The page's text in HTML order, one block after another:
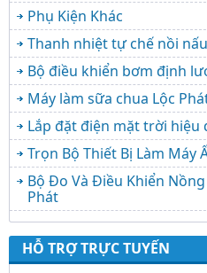
Phụ Kiện Khác
Thanh nhiệt tự chế nồi
Bộ điều khiển bơm định
Máy làm sữa chua Lộc
Lắp đặt điện mặt trời hiệu
Trọn Bộ Thiết Bị Làm Máy
Bộ Đo Và Điều Khiển
Phát
HỖ TRỢ TRỰC TUYẾN